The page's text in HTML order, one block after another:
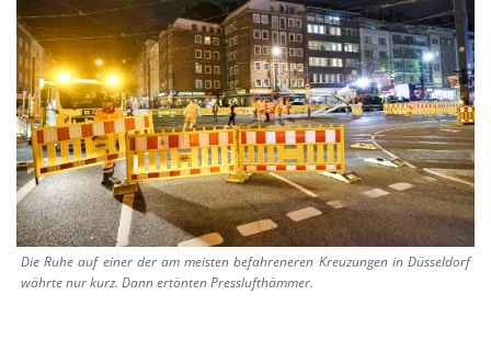
Die Ruhe auf einer der am meisten befahreneren Kreuzungen in Düsseldorf
währte nur kurz. Dann ertönten Presslufthämmer.